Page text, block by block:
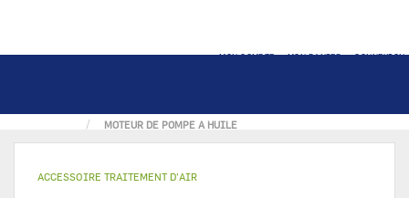
MON COMPTE MON PANIER CONNEXION
MOTEUR DE POMPE A HUILE
ACCESSOIRE TRAITEMENT D’AIR